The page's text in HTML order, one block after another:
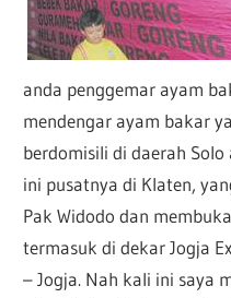
anda penggemar ayam
mendengar ayam bakar
berdomisili di daerah
ini pusatnya di Klaten,
Pak Widodo dan
termasuk di dekar Jogja
– Jogja. Nah kali ini saya